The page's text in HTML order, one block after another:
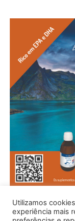
Utilizamos
experiência mais